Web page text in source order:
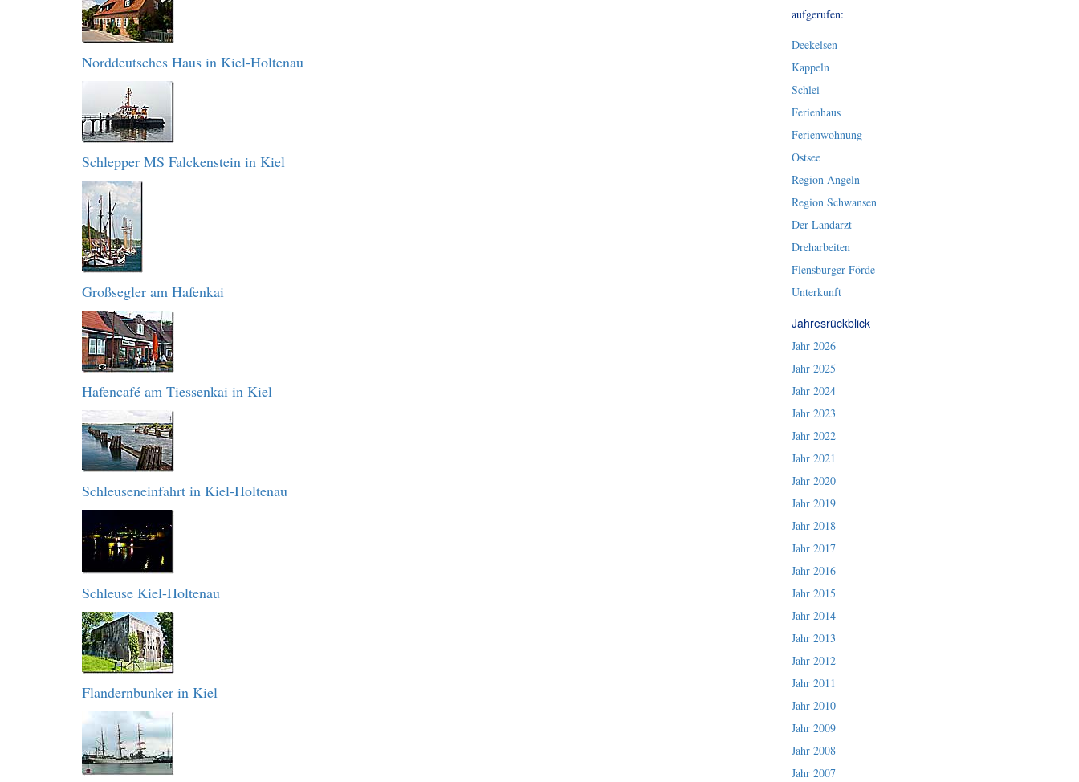
Norddeutsches Haus in Kiel-Holtenau
Schlepper MS Falckenstein in Kiel
Großsegler am Hafenkai
Hafencafé am Tiessenkai in Kiel
Schleuseneinfahrt in Kiel-Holtenau
Schleuse Kiel-Holtenau
Flandernbunker in Kiel
aufgerufen:
Deekelsen
Kappeln
Schlei
Ferienhaus
Ferienwohnung
Ostsee
Region Angeln
Region Schwansen
Der Landarzt
Dreharbeiten
Flensburger Förde
Unterkunft
Jahresrückblick
Jahr 2026
Jahr 2025
Jahr 2024
Jahr 2023
Jahr 2022
Jahr 2021
Jahr 2020
Jahr 2019
Jahr 2018
Jahr 2017
Jahr 2016
Jahr 2015
Jahr 2014
Jahr 2013
Jahr 2012
Jahr 2011
Jahr 2010
Jahr 2009
Jahr 2008
Jahr 2007